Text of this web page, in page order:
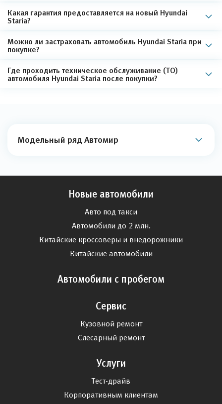
Какая гарантия предоставляется на новый Hyundai
Staria?
Можно ли застраховать автомобиль Hyundai Staria при
покупке?
Где проходить техническое обслуживание (ТО)
автомобиля Hyundai Staria после покупки?
Модельный ряд Автомир
Новые автомобили
Авто под такси
Автомобили до 2 млн.
Китайские кроссоверы и внедорожники
Китайские автомобили
Автомобили с пробегом
Сервис
Кузовной ремонт
Слесарный ремонт
Услуги
Тест-драйв
Корпоративным клиентам